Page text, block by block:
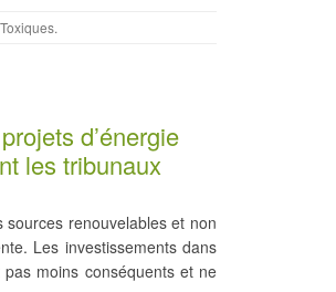
Toxiques.
d’énergie
les tribunaux
sources renouvelables et non
Les investissements dans
moins conséquents et ne